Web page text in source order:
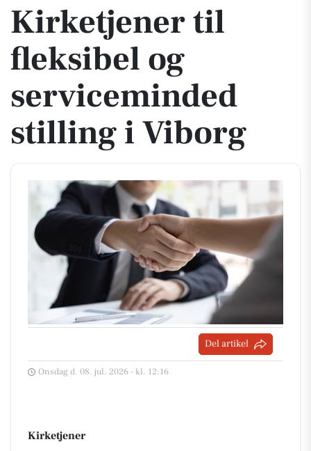
Kirketjener til
fleksibel og
serviceminded
stilling i Viborg
Del artikel
Onsdag d. 08. jul. 2026 - kl. 12:16
Kirketjener